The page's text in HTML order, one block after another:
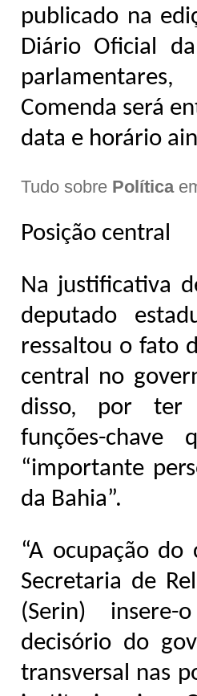
publicado na
Diário Oficial
Comenda será
data e horário
Tudo sobre Política
Posição central
Na justificativa
deputado
ressaltou o fato
central no
disso, por ter
funções-chave
“importante
da Bahia”.
“A ocupação
Secretaria de
(Serin)
decisório do
transversal nas